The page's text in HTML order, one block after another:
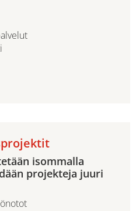
isommalla
projekteja juuri